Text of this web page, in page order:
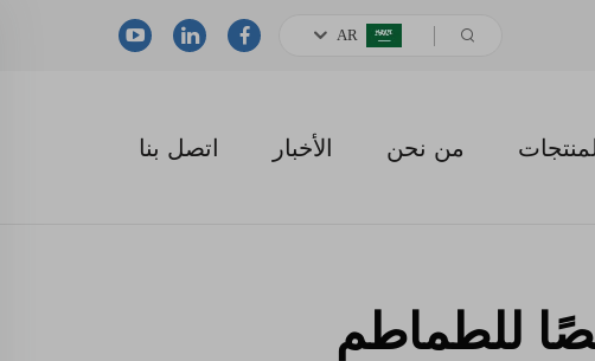
AR
من نحن الأخبار اتصل بنا
للطماطم